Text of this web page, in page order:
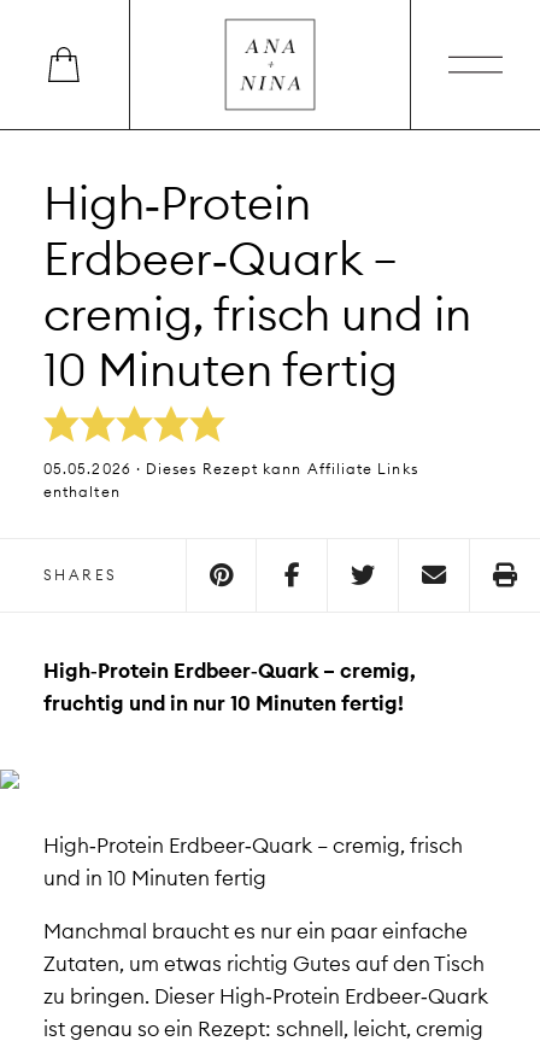
High‑Protein
Erdbeer‑Quark –
cremig, frisch und in
10 Minuten fertig
05.05.2026 · Dieses Rezept kann Affiliate Links
enthalten
SHARES
High‑Protein Erdbeer‑Quark– cremig,
fruchtig und in nur 10 Minuten fertig!
High‑Protein Erdbeer‑Quark – cremig, frisch
und in 10 Minuten fertig
Manchmal braucht es nur ein paar einfache
Zutaten, um etwas richtig Gutes auf den Tisch
zu bringen. Dieser High‑Protein Erdbeer‑Quark
ist genau so ein Rezept: schnell, leicht, cremig